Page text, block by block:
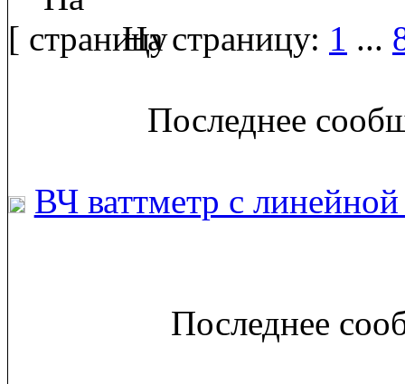
[ На страницу: 1 ...
Последнее
ВЧ ваттметр с
Последнее